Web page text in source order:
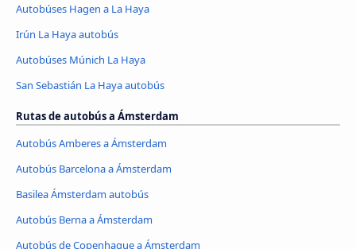
Autobúses Hagen a La Haya
Irún La Haya autobús
Autobúses Múnich La Haya
San Sebastián La Haya autobús
Rutas de autobús a Ámsterdam
Autobús Amberes a Ámsterdam
Autobús Barcelona a Ámsterdam
Basilea Ámsterdam autobús
Autobús Berna a Ámsterdam
Autobús de Copenhague a Ámsterdam